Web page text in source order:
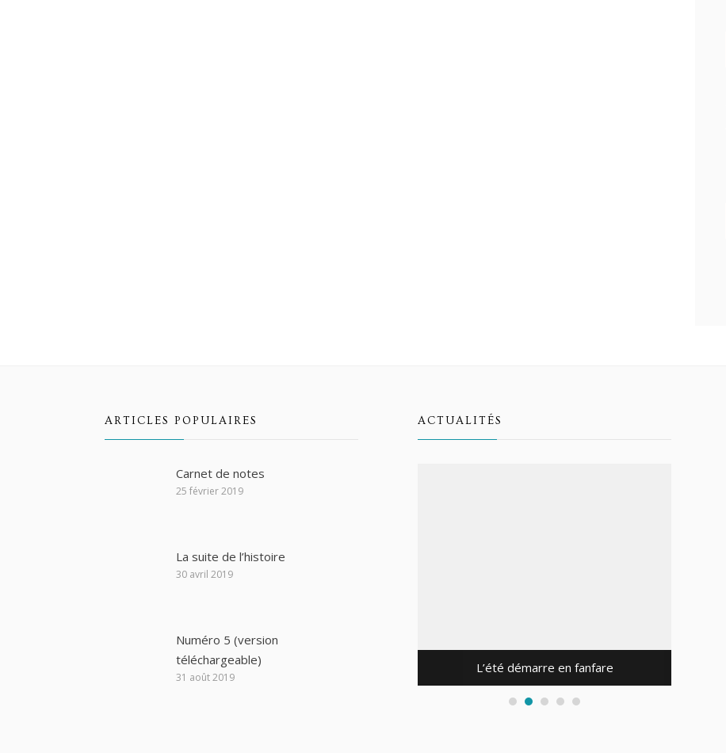
ARTICLES POPULAIRES
Carnet de notes
25 février 2019
La suite de l’histoire
30 avril 2019
Numéro 5 (version
téléchargeable)
31 août 2019
ACTUALITÉS
L’été démarre en fanfare